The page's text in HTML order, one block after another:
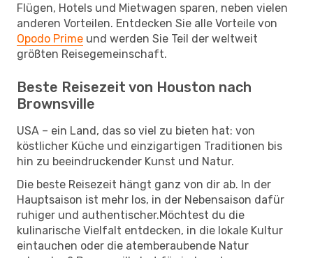
Flügen, Hotels und Mietwagen sparen, neben vielen
anderen Vorteilen. Entdecken Sie alle Vorteile von
Opodo Prime und werden Sie Teil der weltweit
größten Reisegemeinschaft.
Beste Reisezeit von Houston nach
Brownsville
USA – ein Land, das so viel zu bieten hat: von
köstlicher Küche und einzigartigen Traditionen bis
hin zu beeindruckender Kunst und Natur.
Die beste Reisezeit hängt ganz von dir ab. In der
Hauptsaison ist mehr los, in der Nebensaison dafür
ruhiger und authentischer.Möchtest du die
kulinarische Vielfalt entdecken, in die lokale Kultur
eintauchen oder die atemberaubende Natur